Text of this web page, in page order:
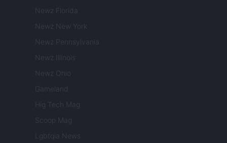
Newz Florida
Newz New York
Newz Pennsylvania
Newz Illinois
Newz Ohio
Gameland
Hig Tech Mag
Scoop Mag
Lgbtqia News